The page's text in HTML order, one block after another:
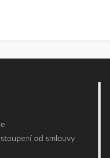
od smlouvy